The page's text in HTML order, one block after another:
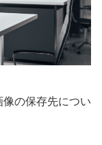
の保存先につい